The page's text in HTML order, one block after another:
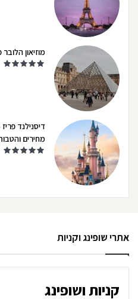
מוזיאון הלובר
מחירים
אתרי שופינג וקניות
קניות ושופינג